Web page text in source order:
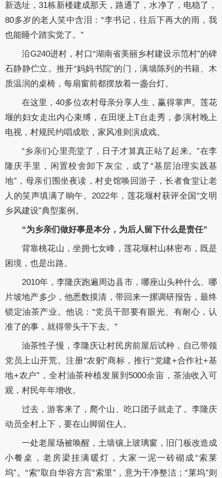
新选址，31栋新楼建成那天，路通了，水净了，电稳了，
80多岁的老人笑中含泪：“李书记，往后下再大的雨，我
也能睡个踏实觉了。”
沿G240进村，村口“湖南省美丽乡村建设示范村”的碑
石静静伫立。推开“妈妈书院”的门，满墙陈列的书籍、木
质温润的桌椅，每扇窗前都摆放着一盏台灯。
在这里，40多位农村母亲分享人生，赢得掌声。莲花
堰的妇女走出内心束缚，在田埂上T台走秀，参演村晚上
电视，村规民约唱成歌，家风准则演成戏。
“乡亲们心里亮堂了，日子才算真正站了起来。”在李
隆庆手里，闲置校舍卸下灰尘，成了“基层治理实践基
地”，母亲们围坐夜读，村史馆唤回游子，长者食堂让老
人的笑声填满了晌午。2022年，莲花堰村获评全国“文明
乡风建设”典型案例。
“为乡亲们做好事是本分，为后人留下什么是责任”
背靠桃花山，坐拥七女峰，莲花堰村山林密布，既是
困境，也是出路。
2010年，李隆庆跑遍周边县市，哪座山头种什么、哪
片坡地产多少，他悉数摸清，带回来一摞调研报告，最终
锁定油茶产业。他说：“党员干部要有眼光、有耐心，认
准了的事，就得带头干下去。”
油茶性子慢，李隆庆让村民房前屋后试种，自己带领
党员上山开荒。注册“农躬”商标，推行“党建+合作社+基
地+农户”，全村油茶种植发展到5000余亩，茶油收入可
观，村民年年增收。
过去，游客来了，爬个山、吃口团子就走了。李隆庆
动员全村上下，要在山脚留住人。
一处老屋场被唤醒，土墙镶上玻璃窗，旧门板改造成
小餐桌，老房梁挂满暖灯，大家一泥一砖砌成“索莱
坞”。“索”取自华容方言“索里”，意为干净整洁；“莱坞”则